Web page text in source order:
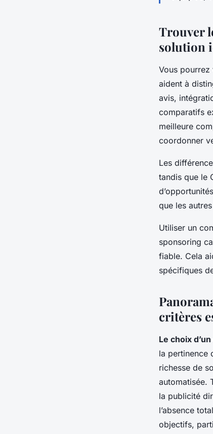
Trouver
solution
Vous
aident à
avis,
comparatifs
meilleure
coordonner
Les
tandis que le
que les
Utiliser un
sponsoring
fiable. Cela
spécifiques
critères
Le choix
la pertinence
richesse de
automatisée.
la publicité
l’absence
objectifs,